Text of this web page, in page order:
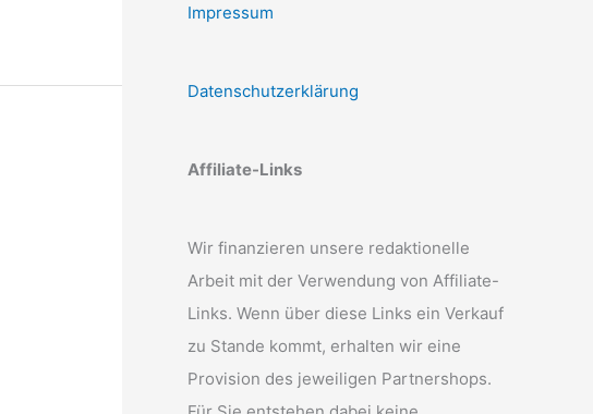
Impressum
Datenschutzerklärung
Affiliate-Links
Wir finanzieren unsere redaktionelle
Arbeit mit der Verwendung von Affiliate-
Links. Wenn über diese Links ein Verkauf
zu Stande kommt, erhalten wir eine
Provision des jeweiligen Partnershops.